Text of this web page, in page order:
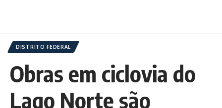
DISTRITO FEDERAL
Obras em ciclovia do
Lago Norte são